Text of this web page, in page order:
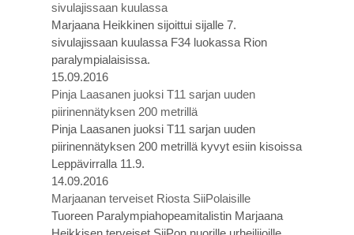
sivulajissaan kuulassa
Marjaana Heikkinen sijoittui sijalle 7.
sivulajissaan kuulassa F34 luokassa Rion
paralympialaisissa.
15.09.2016
Pinja Laasanen juoksi T11 sarjan uuden
piirinennätyksen 200 metrillä
Pinja Laasanen juoksi T11 sarjan uuden
piirinennätyksen 200 metrillä kyvyt esiin kisoissa
Leppävirralla 11.9.
14.09.2016
Marjaanan terveiset Riosta SiiPolaisille
Tuoreen Paralympiahopeamitalistin Marjaana